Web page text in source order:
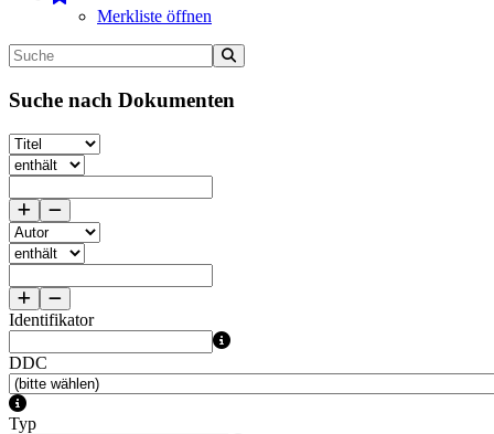
Merkliste öffnen
Suche nach Dokumenten
Identifikator
DDC
Typ